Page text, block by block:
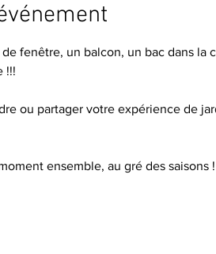
fenêtre, un balcon, un bac dans la
!!!
ou partager votre expérience de
ensemble, au gré des saisons !